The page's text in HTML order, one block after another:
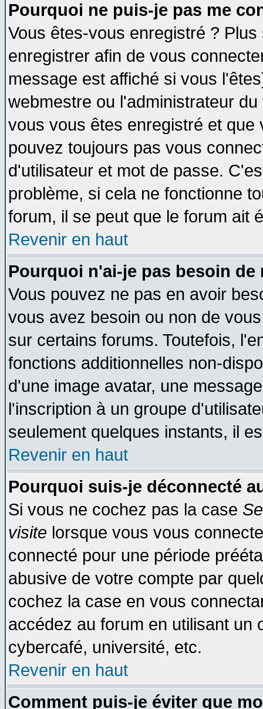
Pourquoi ne puis-je pas me
Vous êtes-vous enregistré ?
enregistrer afin de vous
message est affiché si vous
webmestre ou l'administrateur
vous vous êtes enregistré et
pouvez toujours pas vous
d'utilisateur et mot de passe.
problème, si cela ne fonctionne
forum, il se peut que le forum ait
Revenir en haut
Pourquoi n'ai-je pas besoin de
Vous pouvez ne pas en avoir
vous avez besoin ou non de
sur certains forums. Toutefois,
fonctions additionnelles non-
d'une image avatar, une
l'inscription à un groupe
seulement quelques instants, il
Revenir en haut
Pourquoi suis-je déconnecté
Si vous ne cochez pas la case
visite lorsque vous vous
connecté pour une période
abusive de votre compte par
cochez la case en vous
accédez au forum en utilisant un
cybercafé, université, etc.
Revenir en haut
Comment puis-je éviter que